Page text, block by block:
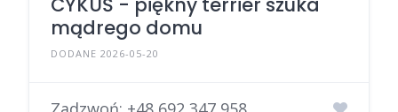
mądrego domu
DODANE 2026-05-20